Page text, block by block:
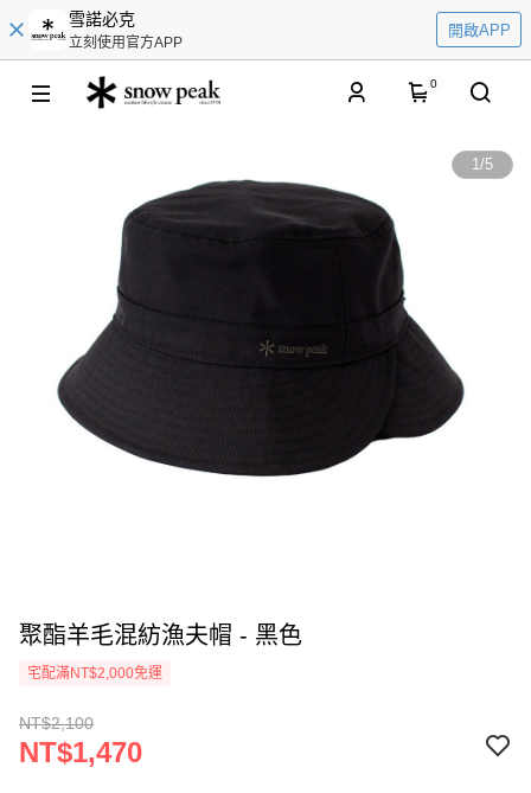
雪諾必克
立刻使用官方APP
開啟APP
0
1/5
聚酯羊毛混紡漁夫帽 - 黑色
宅配滿NT$2,000免運
NT$2,100
NT$1,470